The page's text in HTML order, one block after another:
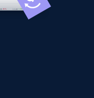
- Collect